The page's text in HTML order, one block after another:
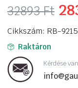
32893Ft
Cikkszám: RB-
Raktáron
Kérdése